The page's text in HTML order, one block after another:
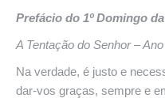
Prefácio do 1º Domingo
A Tentação do Senhor–
Na verdade, é justo e
dar-vos graças, sempre e